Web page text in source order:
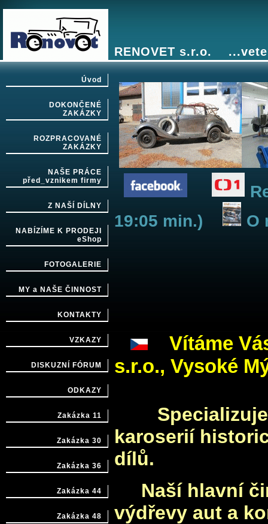
RENOVET s.r.o.
Úvod
DOKONČENÉ
ZAKÁZKY
ROZPRACOVANÉ
ZAKÁZKY
NAŠE PRÁCE
před_vznikem firmy
Z NAŠÍ DÍLNY
NABÍZÍME K PRODEJI
eShop
FOTOGALERIE
MY a NAŠE ČINNOST
KONTAKTY
VZKAZY
DISKUZNÍ FÓRUM
ODKAZY
Zakázka 11
Zakázka 30
Zakázka 36
Zakázka 44
Zakázka 48
19:05 min.)
O
Vítáme
s.r.o., Vysoké
karoserií
dílů.
Naší hlavní
výdřevy aut a